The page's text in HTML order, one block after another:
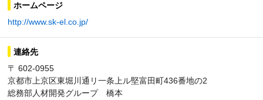
ホームページ
http://www.sk-el.co.jp/
連絡先
〒 602-0955
京都市上京区東堀川通リ一条上ル堅富田町436番地の2
総務部人材開発グループ 橋本